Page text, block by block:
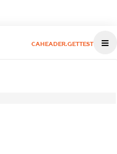
CAHEADER.GETTEST